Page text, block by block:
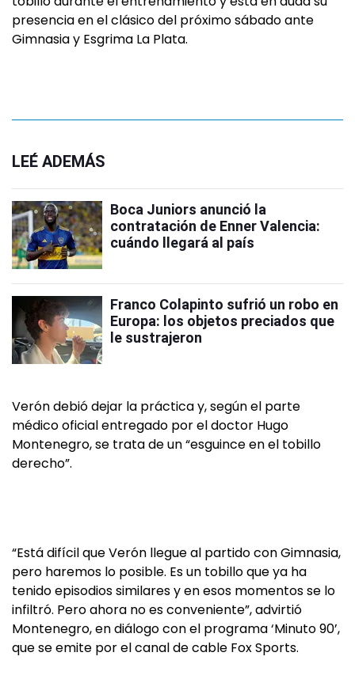
presencia en el clásico del próximo sábado ante
Gimnasia y Esgrima La Plata.
LEÉ ADEMÁS
Boca Juniors anunció la
contratación de Enner Valencia:
cuándo llegará al país
Franco Colapinto sufrió un robo en
Europa: los objetos preciados que
le sustrajeron
Verón debió dejar la práctica y, según el parte
médico oficial entregado por el doctor Hugo
Montenegro, se trata de un “esguince en el tobillo
derecho”.
“Está difícil que Verón llegue al partido con Gimnasia,
pero haremos lo posible. Es un tobillo que ya ha
tenido episodios similares y en esos momentos se lo
infiltró. Pero ahora no es conveniente”, advirtió
Montenegro, en diálogo con el programa ‘Minuto 90’,
que se emite por el canal de cable Fox Sports.